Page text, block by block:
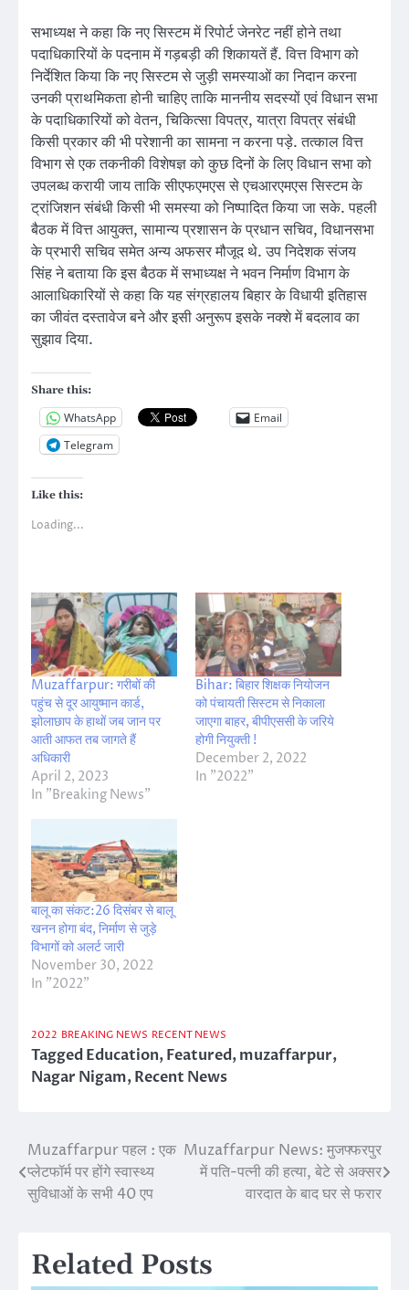
सभाध्यक्ष ने कहा कि नए सिस्टम में रिपोर्ट जेनरेट नहीं होने तथा
पदाधिकारियों के पदनाम में गड़बड़ी की शिकायतें हैं. वित्त विभाग को
निर्देशित किया कि नए सिस्टम से जुड़ी समस्याओं का निदान करना
उनकी प्राथमिकता होनी चाहिए ताकि माननीय सदस्यों एवं विधान सभा
के पदाधिकारियों को वेतन, चिकित्सा विपत्र, यात्रा विपत्र संबंधी
किसी प्रकार की भी परेशानी का सामना न करना पड़े. तत्काल वित्त
विभाग से एक तकनीकी विशेषज्ञ को कुछ दिनों के लिए विधान सभा को
उपलब्ध करायी जाय ताकि सीएफएमएस से एचआरएमएस सिस्टम के
ट्रांजिशन संबंधी किसी भी समस्या को निष्पादित किया जा सके. पहली
बैठक में वित्त आयुक्त, सामान्य प्रशासन के प्रधान सचिव, विधानसभा
के प्रभारी सचिव समेत अन्य अफसर मौजूद थे. उप निदेशक संजय
सिंह ने बताया कि इस बैठक में सभाध्यक्ष ने भवन निर्माण विभाग के
आलाधिकारियों से कहा कि यह संग्रहालय बिहार के विधायी इतिहास
का जीवंत दस्तावेज बने और इसी अनुरूप इसके नक्शे में बदलाव का
सुझाव दिया.
Share this:
WhatsApp
Email
Telegram
Like this:
Loading...
Muzaffarpur: गरीबों की
पहुंच से दूर आयुष्मान कार्ड,
झोलाछाप के हाथों जब जान पर
आती आफत तब जागते हैं
अधिकारी
April 2, 2023
In "Breaking News"
Bihar: बिहार शिक्षक नियोजन
को पंचायती सिस्टम से निकाला
जाएगा बाहर, बीपीएससी के जरिये
होगी नियुक्ती !
December 2, 2022
In "2022"
बालू का संकट:26 दिसंबर से बालू
खनन होगा बंद, निर्माण से जुड़े
विभागों को अलर्ट जारी
November 30, 2022
In "2022"
2022 BREAKING NEWS RECENT NEWS
TaggedEducation,Featured,muzaffarpur,
Nagar Nigam,Recent News
Post
navigation
Muzaffarpur पहल : एक
प्लेटफॉर्म पर होंगे स्वास्थ्य
सुविधाओं के सभी 40 एप
Muzaffarpur News: मुजफ्फरपुर
में पति-पत्नी की हत्या, बेटे से अक्सर
वारदात के बाद घर से फरार
Related Posts